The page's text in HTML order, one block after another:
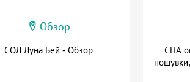
Обзор
СОЛ Луна Бей - Обзор
СПА